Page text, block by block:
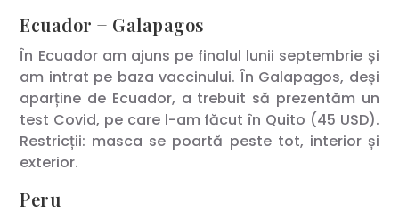
Ecuador + Galapagos
În Ecuador am ajuns pe finalul lunii septembrie și
am intrat pe baza vaccinului. În Galapagos, deși
aparține de Ecuador, a trebuit să prezentăm un
test Covid, pe care l-am făcut în Quito (45 USD).
Restricții: masca se poartă peste tot, interior și
exterior.
Peru